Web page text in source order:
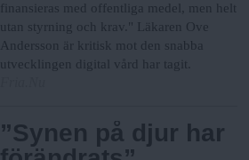
finansieras med offentliga medel, men helt
utan styrning och krav." Läkaren Ove
Andersson är kritisk mot den snabba
utvecklingen digital vård har tagit.
”Synen på djur har